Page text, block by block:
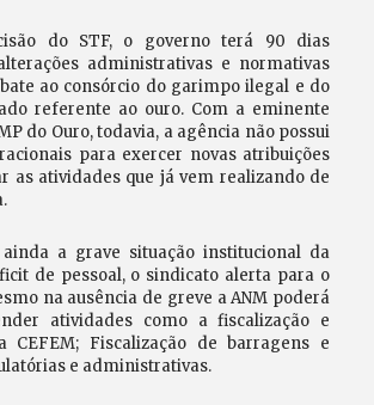
do STF, o governo terá 90 dias
administrativas e normativas
ao consórcio do garimpo ilegal e do
referente ao ouro. Com a eminente
do Ouro, todavia, a agência não possui
para exercer novas atribuições
as atividades que já vem realizando de
ainda a grave situação institucional da
de pessoal, o sindicato alerta para o
na ausência de greve a ANM poderá
atividades como a fiscalização e
CEFEM; Fiscalização de barragens e
e administrativas.